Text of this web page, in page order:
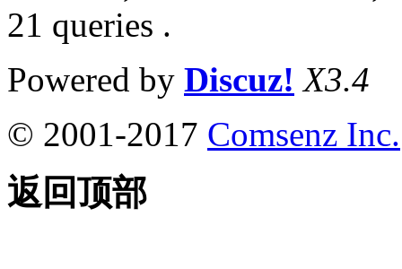
21 queries .
Powered by Discuz! X3.4
© 2001-2017 Comsenz Inc.
返回顶部